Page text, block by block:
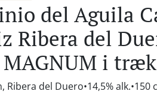
del Aguila
Ribera del
i
Ribera del Duero 14,5% alk. 150